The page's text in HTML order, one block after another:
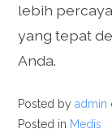
lebih
yang tepat
Anda.
Posted byadmin
Posted in Medis